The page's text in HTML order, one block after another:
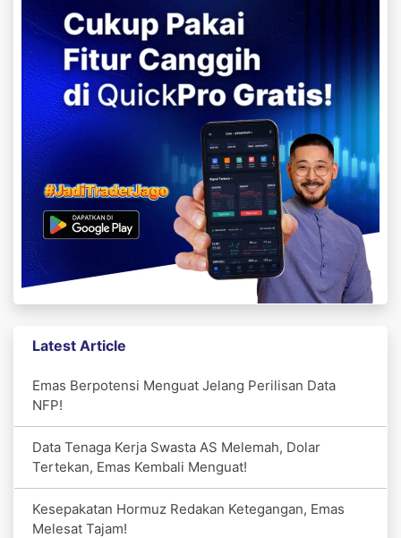
Latest Article
Emas Berpotensi Menguat Jelang Perilisan Data
NFP!
Data Tenaga Kerja Swasta AS Melemah, Dolar
Tertekan, Emas Kembali Menguat!
Kesepakatan Hormuz Redakan Ketegangan, Emas
Melesat Tajam!